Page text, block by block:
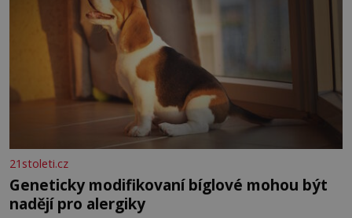
21stoleti.cz
Geneticky modifikovaní bíglové mohou být
nadějí pro alergiky